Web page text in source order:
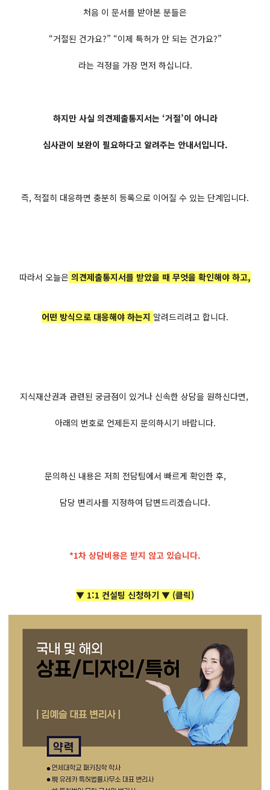
처음 이 문서를 받아본 분들은
“거절된 건가요?” “이제 특허가 안 되는 건가요?”
라는 걱정을 가장 먼저 하십니다.
하지만 사실 의견제출통지서는 ‘거절’이 아니라
심사관이 보완이 필요하다고 알려주는 안내서입니다.
즉, 적절히 대응하면 충분히 등록으로 이어질 수 있는 단계입니다.
따라서 오늘은 ​의견제출통지서를 받았을 때 무엇을 확인해야 하고,
어떤 방식으로 대응해야 하는지 알려드리려고 합니다.
지식재산권과 관련된 궁금점이 있거나 신속한 상담을 원하신다면,
아래의 번호로 언제든지 문의하시기 바랍니다.
문의하신 내용은 저희 전담팀에서 빠르게 확인한 후,
담당 변리사를 지정하여 답변드리겠습니다.
*1차 상담비용은 받지 않고 있습니다.
▼ 1:1 컨설팅 신청하기 ▼ (클릭)